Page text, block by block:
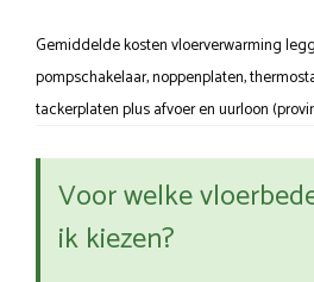
Gemiddelde kosten vloerverwarming
pompschakelaar, noppenplaten,
tackerplaten plus afvoer en uurloon
Voor welke
ik kiezen?